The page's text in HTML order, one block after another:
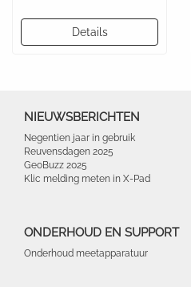
Details
NIEUWSBERICHTEN
Negentien jaar in gebruik
Reuvensdagen 2025
GeoBuzz 2025
Klic melding meten in X-Pad
ONDERHOUD EN SUPPORT
Onderhoud meetapparatuur